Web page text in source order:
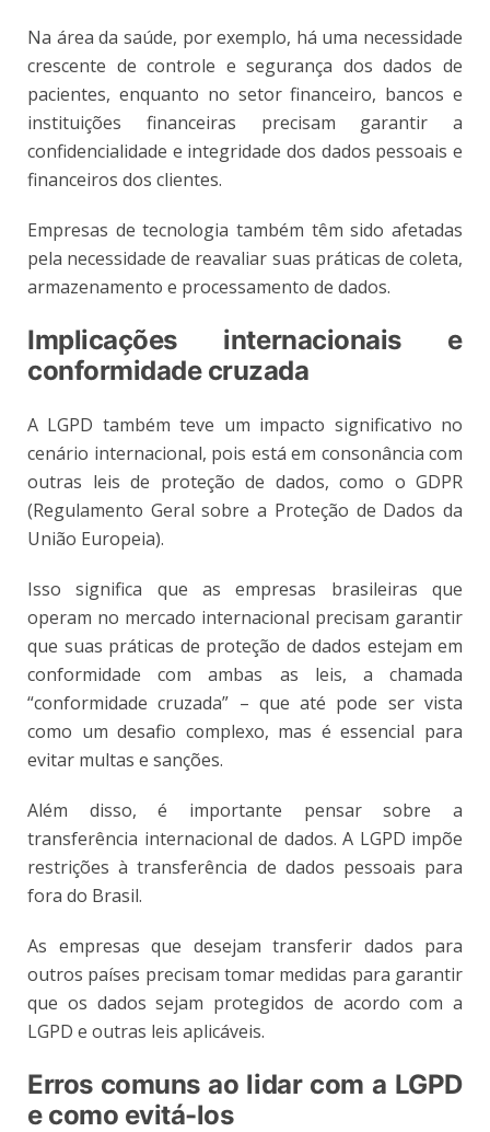
Na área da saúde, por exemplo, há uma necessidade
crescente de controle e segurança dos dados de
pacientes, enquanto no setor financeiro, bancos e
instituições financeiras precisam garantir a
confidencialidade e integridade dos dados pessoais e
financeiros dos clientes.
Empresas de tecnologia também têm sido afetadas
pela necessidade de reavaliar suas práticas de coleta,
armazenamento e processamento de dados.
Implicações internacionais e
conformidade cruzada
A LGPD também teve um impacto significativo no
cenário internacional, pois está em consonância com
outras leis de proteção de dados, como o GDPR
(Regulamento Geral sobre a Proteção de Dados da
União Europeia).
Isso significa que as empresas brasileiras que
operam no mercado internacional precisam garantir
que suas práticas de proteção de dados estejam em
conformidade com ambas as leis, a chamada
“conformidade cruzada” – que até pode ser vista
como um desafio complexo, mas é essencial para
evitar multas e sanções.
Além disso, é importante pensar sobre a
transferência internacional de dados. A LGPD impõe
restrições à transferência de dados pessoais para
fora do Brasil.
As empresas que desejam transferir dados para
outros países precisam tomar medidas para garantir
que os dados sejam protegidos de acordo com a
LGPD e outras leis aplicáveis.
Erros comuns ao lidar com a LGPD
e como evitá-los